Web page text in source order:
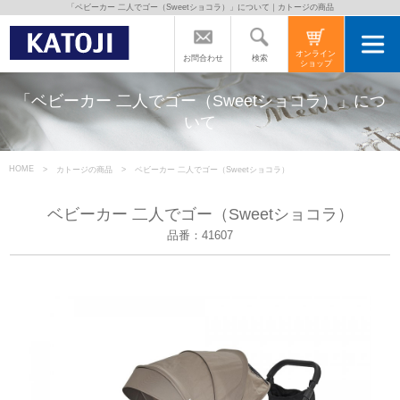
トップページ
カトージの商品
商品をご愛用の方へ
よくあるご質問
会社案内
お問合わせ 検索
オンライン
ショップ
「ベビーカー 二人でゴー（Sweetショコラ）」について｜カトージの商品
「ベビーカー 二人でゴー（Sweetショコラ）」につ
いて
HOME カトージの商品 ベビーカー 二人でゴー（Sweetショコラ）
ベビーカー 二人でゴー（Sweetショコラ）
品番：41607